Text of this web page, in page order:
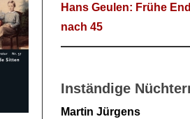
Hans Geulen: Frühe
nach 45
Inständige
Martin Jürgens